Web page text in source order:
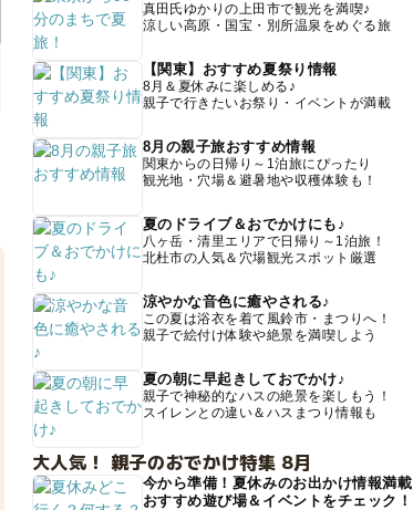
真田氏ゆかりの上田市で観光を満喫♪
涼しい高原・国宝・別所温泉をめぐる旅
【関東】おすすめ夏祭り情報
8月＆夏休みに楽しめる♪
親子で行きたいお祭り・イベントが満載
8月の親子旅おすすめ情報
関東からの日帰り～1泊旅にぴったり
観光地・穴場＆避暑地や収穫体験も！
夏のドライブ＆おでかけにも♪
八ヶ岳・清里エリアで日帰り～1泊旅！
北杜市の人気＆穴場観光スポット厳選
涼やかな音色に癒やされる♪
この夏は浴衣を着て風鈴市・まつりへ！
親子で絵付け体験や絶景を満喫しよう
夏の朝に早起きしておでかけ♪
親子で神秘的なハスの絶景を楽しもう！
スイレンとの違い＆ハスまつり情報も
大人気！ 親子のおでかけ特集 8月
今から準備！夏休みのお出かけ情報満載
おすすめ遊び場＆イベントをチェック！